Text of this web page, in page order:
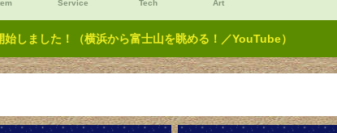
Service Tech Art
しました！（横浜から富士山を眺める！／YouTube）